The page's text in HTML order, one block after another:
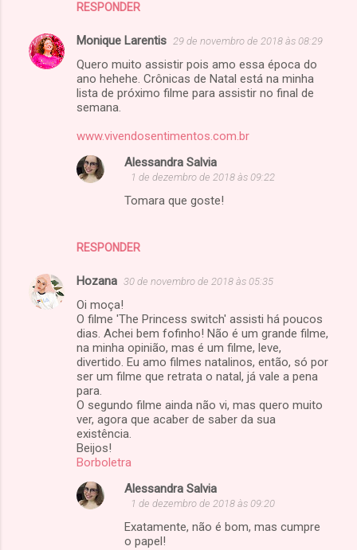
RESPONDER
Monique Larentis 29 de novembro de 2018 às 08:29
Quero muito assistir pois amo essa época do
ano hehehe. Crônicas de Natal está na minha
lista de próximo filme para assistir no final de
semana.
www.vivendosentimentos.com.br
RESPONDER
Alessandra Salvia
1 de dezembro de 2018 às 09:22
Tomara que goste!
Hozana 30 de novembro de 2018 às 05:35
Oi moça!
O filme 'The Princess switch' assisti há poucos
dias. Achei bem fofinho! Não é um grande filme,
na minha opinião, mas é um filme, leve,
divertido. Eu amo filmes natalinos, então, só por
ser um filme que retrata o natal, já vale a pena
para.
O segundo filme ainda não vi, mas quero muito
ver, agora que acaber de saber da sua
existência.
Beijos!
Borboletra
Alessandra Salvia
1 de dezembro de 2018 às 09:20
Exatamente, não é bom, mas cumpre
o papel!